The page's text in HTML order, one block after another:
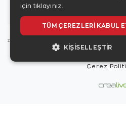
Copyright © 2026, Zen
Zen Diamond Birleşmiş
Turquality Destek
Çerez
için tıklayınız.
TÜM ÇEREZLERI KABUL
KIŞISELLEŞTIR